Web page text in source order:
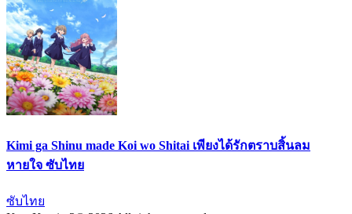
Kimi ga Shinu made Koi wo Shitai เพียงได้รักตราบสิ้นลม
หายใจ ซับไทย
ซับไทย